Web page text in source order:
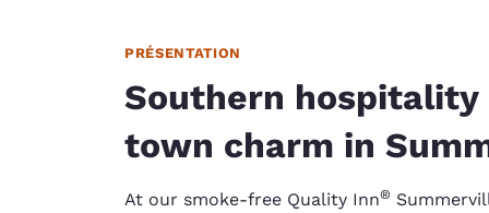
PRÉSENTATION
Southern
town charm in
At our smoke-free Quality Inn®